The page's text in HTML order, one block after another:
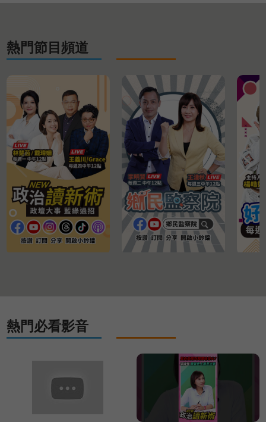
熱門節目頻道
熱門必看影音